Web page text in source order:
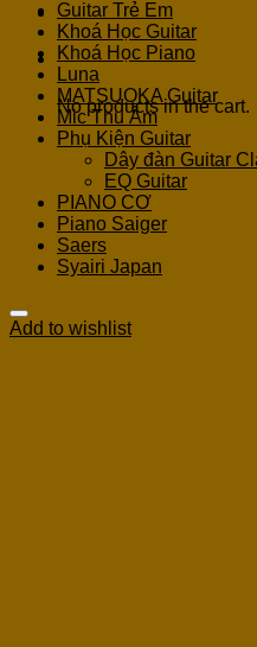
Cart
No products in the cart.
Guitar Trẻ Em
Khoá Học Guitar
Khoá Học Piano
Luna
MATSUOKA Guitar
Mic Thu Âm
Phụ Kiện Guitar
Dây đàn Guitar
EQ Guitar
PIANO CƠ
Piano Saiger
Saers
Syairi Japan
Add to wishlist